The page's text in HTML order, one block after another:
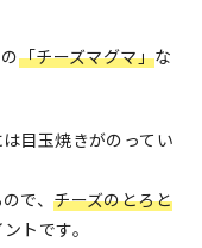
「チーズマグマ」な
目玉焼きがのってい
で、チーズのとろと
トです。